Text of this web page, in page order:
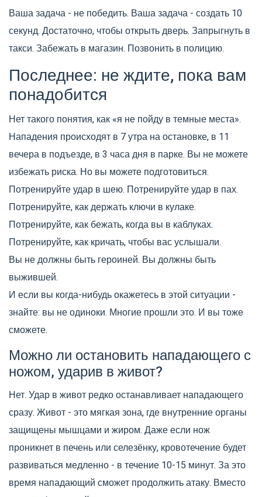
Ваша задача - не победить. Ваша задача - создать 10
секунд. Достаточно, чтобы открыть дверь. Запрыгнуть в
такси. Забежать в магазин. Позвонить в полицию.
Последнее: не ждите, пока вам
понадобится
Нет такого понятия, как «я не пойду в темные места».
Нападения происходят в 7 утра на остановке, в 11
вечера в подъезде, в 3 часа дня в парке. Вы не можете
избежать риска. Но вы можете подготовиться.
Потренируйте удар в шею. Потренируйте удар в пах.
Потренируйте, как держать ключи в кулаке.
Потренируйте, как бежать, когда вы в каблуках.
Потренируйте, как кричать, чтобы вас услышали.
Вы не должны быть героиней. Вы должны быть
выжившей.
И если вы когда-нибудь окажетесь в этой ситуации -
знайте: вы не одиноки. Многие прошли это. И вы тоже
сможете.
Можно ли остановить нападающего с
ножом, ударив в живот?
Нет. Удар в живот редко останавливает нападающего
сразу. Живот - это мягкая зона, где внутренние органы
защищены мышцами и жиром. Даже если нож
проникнет в печень или селезёнку, кровотечение будет
развиваться медленно - в течение 10-15 минут. За это
время нападающий сможет продолжить атаку. Вместо